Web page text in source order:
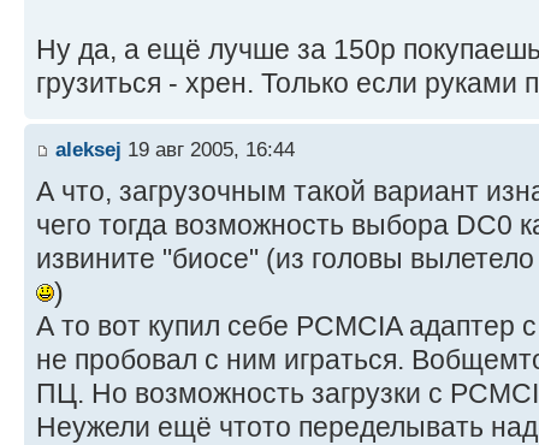
Ну да, а ещё лучше за 150р
грузиться - хрен. Только если руками
aleksej 19 авг 2005, 16:44
А что, загрузочным такой вариант
чего тогда возможность выбора DC0
извините "биосе" (из головы
)
А то вот купил себе PCMCIA адаптер
не пробовал с ним играться.
ПЦ. Но возможность загрузки с
Неужели ещё чтото переделывать